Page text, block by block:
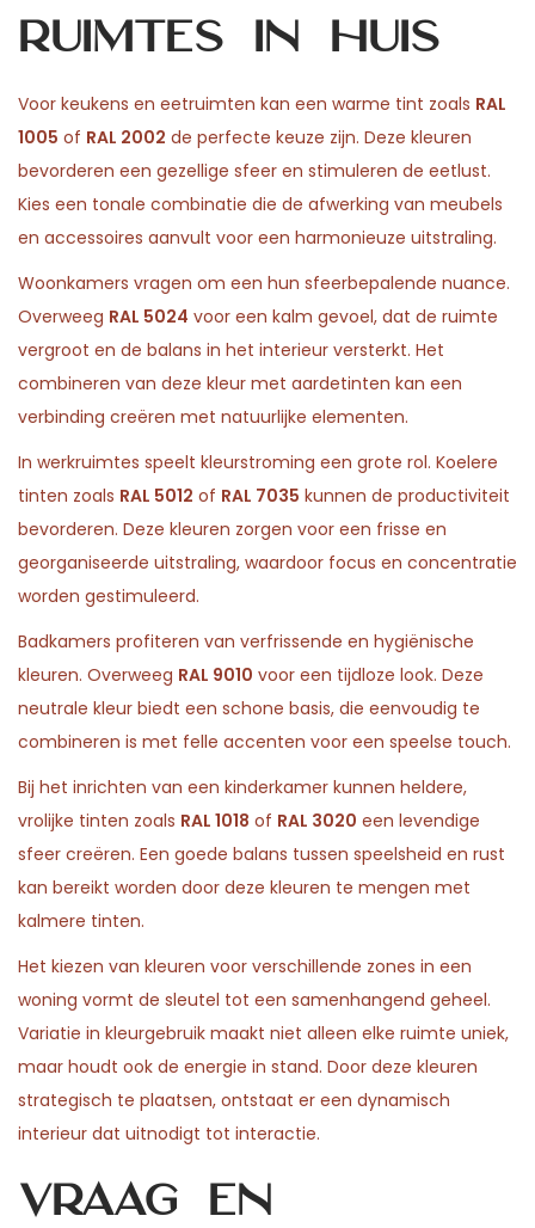
ruimtes in huis
Voor keukens en eetruimten kan een warme tint zoals RAL
1005 of RAL 2002 de perfecte keuze zijn. Deze kleuren
bevorderen een gezellige sfeer en stimuleren de eetlust.
Kies een tonale combinatie die de afwerking van meubels
en accessoires aanvult voor een harmonieuze uitstraling.
Woonkamers vragen om een hun sfeerbepalende nuance.
Overweeg RAL 5024 voor een kalm gevoel, dat de ruimte
vergroot en de balans in het interieur versterkt. Het
combineren van deze kleur met aardetinten kan een
verbinding creëren met natuurlijke elementen.
In werkruimtes speelt kleurstroming een grote rol. Koelere
tinten zoals RAL 5012 of RAL 7035 kunnen de productiviteit
bevorderen. Deze kleuren zorgen voor een frisse en
georganiseerde uitstraling, waardoor focus en concentratie
worden gestimuleerd.
Badkamers profiteren van verfrissende en hygiënische
kleuren. Overweeg RAL 9010 voor een tijdloze look. Deze
neutrale kleur biedt een schone basis, die eenvoudig te
combineren is met felle accenten voor een speelse touch.
Bij het inrichten van een kinderkamer kunnen heldere,
vrolijke tinten zoals RAL 1018 of RAL 3020 een levendige
sfeer creëren. Een goede balans tussen speelsheid en rust
kan bereikt worden door deze kleuren te mengen met
kalmere tinten.
Het kiezen van kleuren voor verschillende zones in een
woning vormt de sleutel tot een samenhangend geheel.
Variatie in kleurgebruik maakt niet alleen elke ruimte uniek,
maar houdt ook de energie in stand. Door deze kleuren
strategisch te plaatsen, ontstaat er een dynamisch
interieur dat uitnodigt tot interactie.
Vraag en